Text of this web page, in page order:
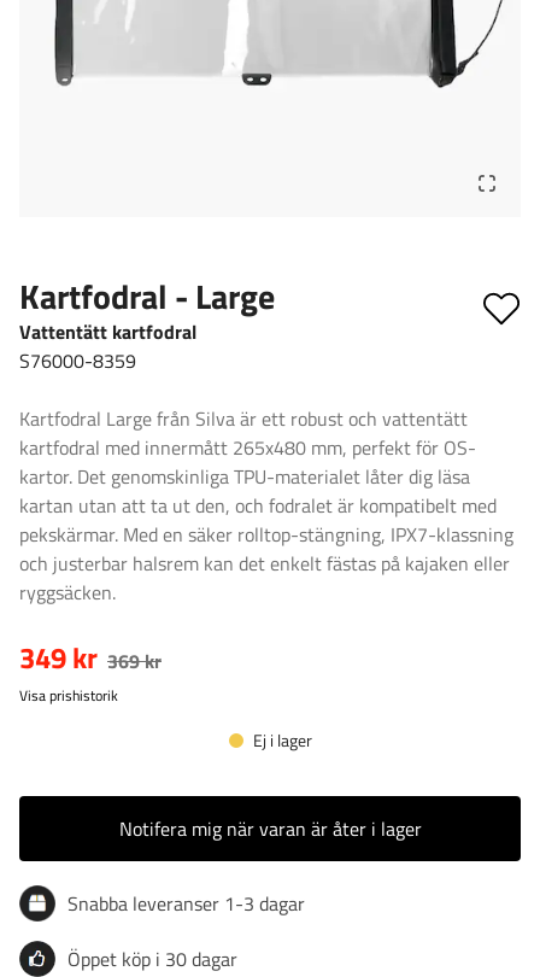
Kartfodral - Large
Vattentätt kartfodral
S76000-8359
Kartfodral Large från Silva är ett robust och vattentätt
kartfodral med innermått 265x480 mm, perfekt för OS-
kartor. Det genomskinliga TPU-materialet låter dig läsa
kartan utan att ta ut den, och fodralet är kompatibelt med
pekskärmar. Med en säker rolltop-stängning, IPX7-klassning
och justerbar halsrem kan det enkelt fästas på kajaken eller
ryggsäcken.
349 kr 369 kr
Visa prishistorik
Ej i lager
Notifera mig när varan är åter i lager
Snabba leveranser 1-3 dagar
Öppet köp i 30 dagar